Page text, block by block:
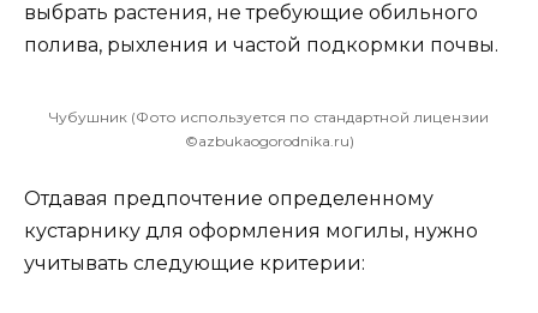
выбрать растения, не требующие обильного
полива, рыхления и частой подкормки почвы.
Чубушник (Фото используется по стандартной лицензии
©azbukaogorodnika.ru)
Отдавая предпочтение определенному
кустарнику для оформления могилы, нужно
учитывать следующие критерии: